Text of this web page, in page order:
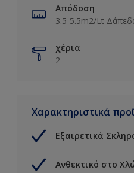
Απόδοση
3.5-5.5m2/Lt
χέρια
2
Χαρακτηριστικά
Εξαιρετικά
Ανθεκτικό στο